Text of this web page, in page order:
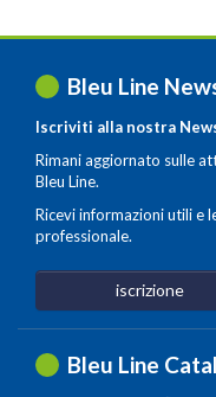
Bleu Line
Iscriviti alla nostra
Rimani aggiornato sulle
Bleu Line.
Ricevi informazioni utili e
professionale.
iscrizione
Bleu Line